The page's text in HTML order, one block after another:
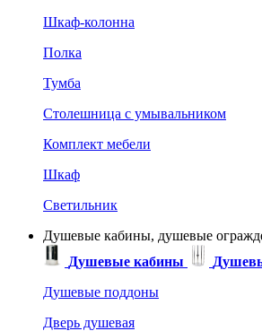
Шкаф-колонна
Полка
Тумба
Столешница с умывальником
Комплект мебели
Шкаф
Светильник
Душевые кабины, душевые
Душевые кабины
Душевые поддоны
Дверь душевая